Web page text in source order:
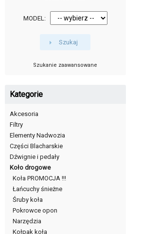
MODEL:
Szukaj
Szukanie zaawansowane
Kategorie
Akcesoria
Filtry
Elementy Nadwozia
Części Blacharskie
Dźwignie i pedały
Koło drogowe
Koła PROMOCJA !!!
Łańcuchy śnieżne
Śruby koła
Pokrowce opon
Narzędzia
Kołpak koła